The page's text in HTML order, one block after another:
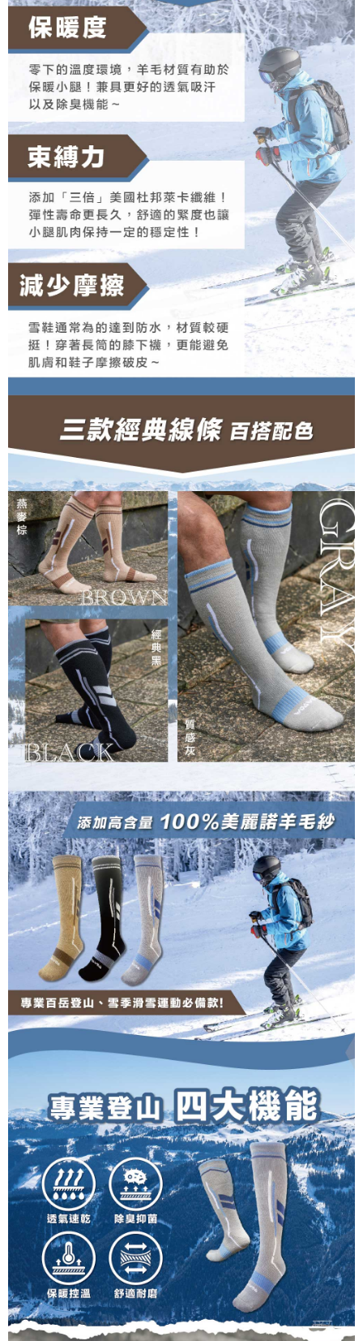
ます。当サービスご利用の際に提供しなければならない個人情報（注文者
の氏名、電話番号、受取人の氏名、電話番号、受取人住所を含むがこれに
限らない）は、AFTEEに渡され当サービスで必要な範囲内で利用されま
す。AFTEEの個人情報の収集、処理、利用について、詳細はAFTEE公式ホ
ームページの『個人情報の収集、処理及び利用に関する声明』をご参照く
ださい（ https://aftee.tw/privacypolicy/）。
AFTEEの初回ご利用の際に、審査を通過すれば、最高額がNT$10,000にな
ります。支払い期限を過ぎた場合、その金額に基づいて年利20%の遅延滞
納金が加算されます。未成年の利用者は、事前に法定代理人または後見人
の同意を得ればAFTEEをご利用いただけます。
個人情報の処理、利用について疑問がある、または関連する法律の権利を
行使したい場合は、ネットプロテクションズcs_tw@netprotections.co.jp
にご連絡ください。上記に示した個人情報を、必要な購入注文書とあわせ
てAFTEEにご提供いただく、またはAFTEEにあなたの個人情報の収集、処
理、利用を許可することににご同意いただけない場合は、当サービスを選
択しないでください。